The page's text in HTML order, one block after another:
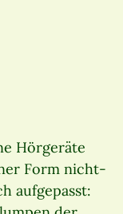
Hörgeräte
Form nicht-
aufgepasst: